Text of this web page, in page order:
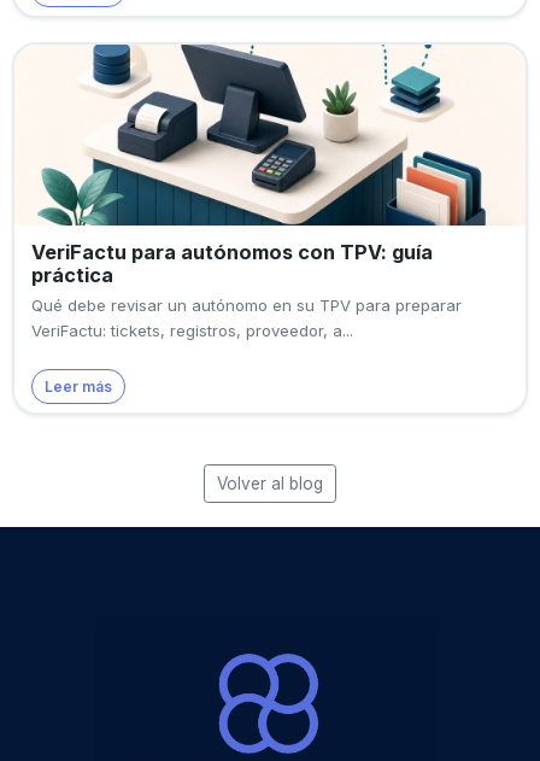
VeriFactu para autónomos con TPV: guía
práctica
Qué debe revisar un autónomo en su TPV para preparar
VeriFactu: tickets, registros, proveedor, a...
Leer más
Volver al blog